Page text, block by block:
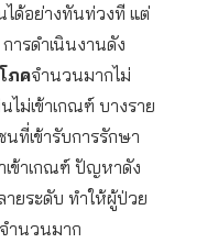
ได้อย่างทันท่วงที แต่
ารดำเนินงานดัง
ภคจำนวนมากไม่
ไม่เข้าเกณฑ์ บางราย
นที่เข้ารับการรักษา
เข้าเกณฑ์ ปัญหาดัง
ยระดับ ทำให้ผู้ป่วย
ำนวนมาก